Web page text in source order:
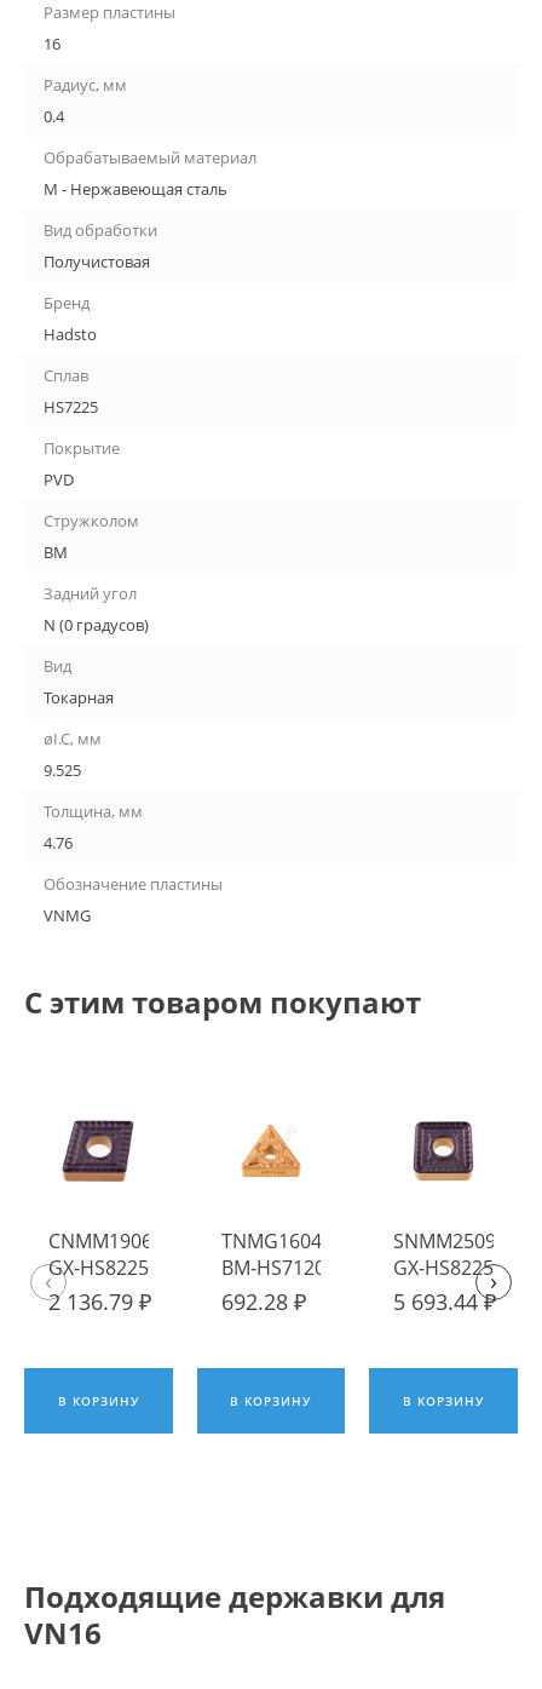
Размер пластины
16
Радиус, мм
0.4
Обрабатываемый материал
M - Нержавеющая сталь
Вид обработки
Получистовая
Бренд
Hadsto
Сплав
HS7225
Покрытие
PVD
Стружколом
BM
Задний угол
N (0 градусов)
Вид
Токарная
øI.C, мм
9.525
Толщина, мм
4.76
Обозначение пластины
VNMG
С этим товаром покупают
CNMM190612-
GX-HS8225
Пластина
2 136.79 ₽
В КОРЗИНУ
TNMG160408-
BM-HS7120
Пластина
692.28 ₽
В КОРЗИНУ
SNMM250932-
GX-HS8225
Пластина
5 693.44 ₽
В КОРЗИНУ
‹ ›
Подходящие державки для
VN16